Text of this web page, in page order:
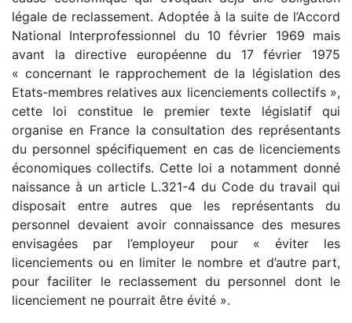
légale de reclassement. Adoptée à la suite de l’Accord
National Interprofessionnel du 10 février 1969 mais
avant la directive européenne du 17 février 1975
« concernant le rapprochement de la législation des
Etats-membres relatives aux licenciements collectifs »,
cette loi constitue le premier texte législatif qui
organise en France la consultation des représentants
du personnel spécifiquement en cas de licenciements
économiques collectifs. Cette loi a notamment donné
naissance à un article L.321-4 du Code du travail qui
disposait entre autres que les représentants du
personnel devaient avoir connaissance des mesures
envisagées par l’employeur pour « éviter les
licenciements ou en limiter le nombre et d’autre part,
pour faciliter le reclassement du personnel dont le
licenciement ne pourrait être évité ».